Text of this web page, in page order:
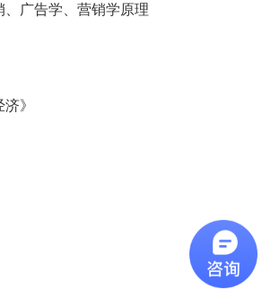
广告学、营销学原理
》